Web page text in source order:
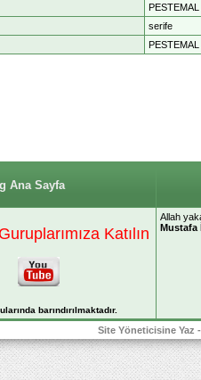
PESTEMAL
serife
PESTEMAL
Ana Sayfa
Katılın
barındırılmaktadır.
Allah
Site Yöneticisine Yaz